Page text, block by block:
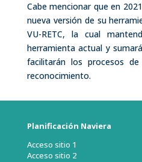
Cabe mencionar que en
nueva versión de su
VU-RETC, la cual
herramienta actual y
facilitarán los procesos
reconocimiento.
Planificación Naviera
Acceso sitio 1
Acceso sitio 2